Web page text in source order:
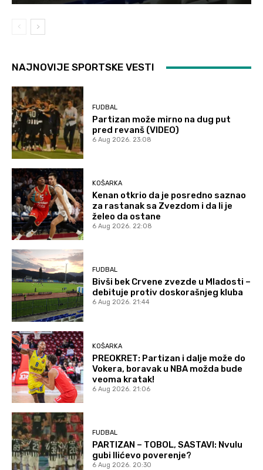
NAJNOVIJE SPORTSKE VESTI
FUDBAL
Partizan može mirno na dug put
pred revanš (VIDEO)
6 Aug 2026. 23:08
KOŠARKA
Kenan otkrio da je posredno saznao
za rastanak sa Zvezdom i da li je
želeo da ostane
6 Aug 2026. 22:08
FUDBAL
Bivši bek Crvene zvezde u Mladosti –
debituje protiv doskorašnjeg kluba
6 Aug 2026. 21:44
KOŠARKA
PREOKRET: Partizan i dalje može do
Vokera, boravak u NBA možda bude
veoma kratak!
6 Aug 2026. 21:06
FUDBAL
PARTIZAN – TOBOL, SASTAVI: Nvulu
gubi Ilićevo poverenje?
6 Aug 2026. 20:30